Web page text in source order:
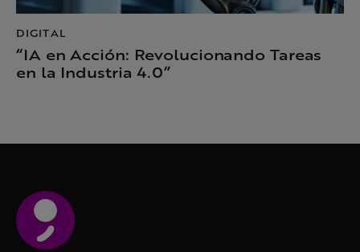
DIGITAL
“IA en Acción: Revolucionando Tareas
en la Industria 4.0”